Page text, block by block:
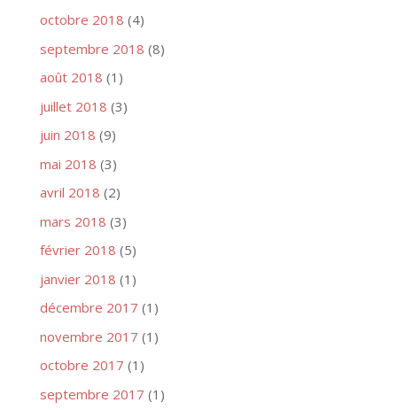
octobre 2018 (4)
septembre 2018 (8)
août 2018 (1)
juillet 2018 (3)
juin 2018 (9)
mai 2018 (3)
avril 2018 (2)
mars 2018 (3)
février 2018 (5)
janvier 2018 (1)
décembre 2017 (1)
novembre 2017 (1)
octobre 2017 (1)
septembre 2017 (1)